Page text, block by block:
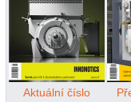
Aktuální číslo